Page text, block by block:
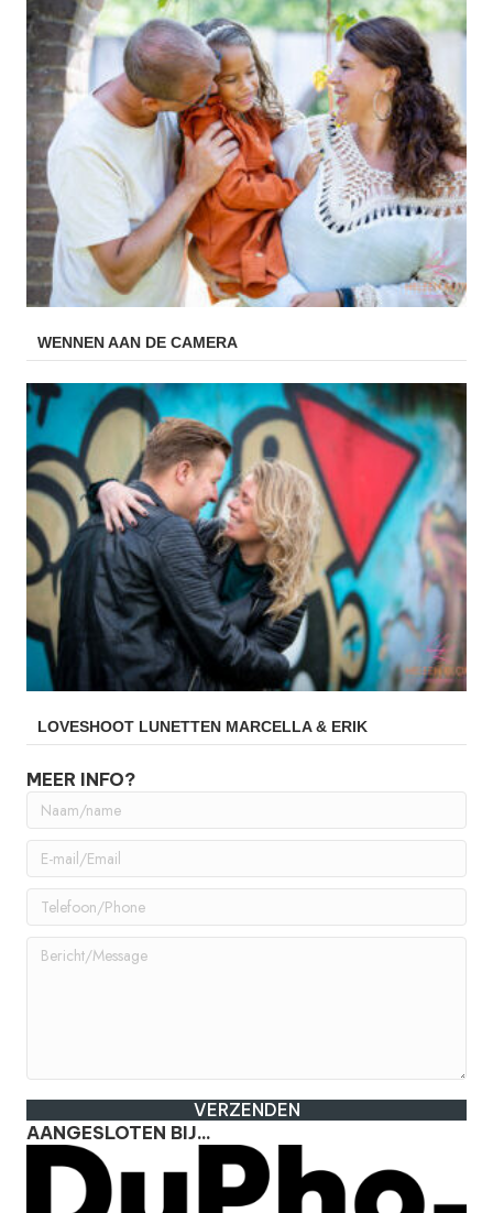
WENNEN AAN DE CAMERA
LOVESHOOT LUNETTEN MARCELLA & ERIK
MEER INFO?
VERZENDEN
AANGESLOTEN BIJ...